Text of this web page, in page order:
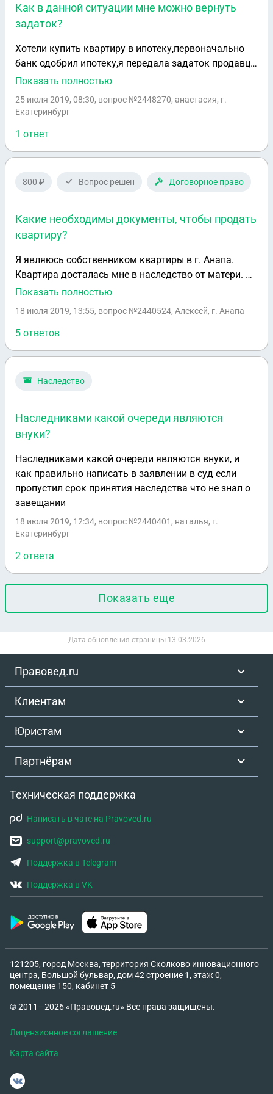
Как в данной ситуации мне можно вернуть
задаток?
Хотели купить квартиру в ипотеку,первоначально
банк одобрил ипотеку,я передала задаток продавцу
написали расписку,когда все документы были
отказал в ипотеке,как мне вернуть задаток
Показать полностью
25 июля 2019, 08:30, вопрос №2448270, анастасия, г.
Екатеринбург
1 ответ
800 ₽ Вопрос решен Договорное право
Какие необходимы документы, чтобы продать
квартиру?
Я являюсь собственником квартиры в г. Анапа.
Квартира досталась мне в наследство от матери. В
настоящее время я живу в США, но прописан в
возможности приезжать в Анапу несколько раз, я
хотел бы приехать один раз и всё оформить. Людей,
российском банке, завести счёт я смогу только
нужна гарантия, что когда я приеду, покупатель не
откажется её покупать. Покупатель готов внести
Могу ли я составить договор с перечислением
задатка на счёт в американском банке?
Показать полностью
18 июля 2019, 13:55, вопрос №2440524, Алексей, г. Анапа
5 ответов
Наследство
Наследниками какой очереди являются
внуки?
Наследниками какой очереди являются внуки, и
как правильно написать в заявлении в суд если
пропустил срок принятия наследства что не знал о
завещании
18 июля 2019, 12:34, вопрос №2440401, наталья, г.
Екатеринбург
2 ответа
Показать еще
Дата обновления страницы 13.03.2026
Правовед.ru
Клиентам
Юристам
Партнёрам
Техническая поддержка
Написать в чате на Pravoved.ru
support@pravoved.ru
Поддержка в Telegram
Поддержка в VK
121205, город Москва, территория Сколково инновационного
центра, Большой бульвар, дом 42 строение 1, этаж 0,
помещение 150, кабинет 5
© 2011—2026 «Правовед.ru» Все права защищены.
Лицензионное соглашение
Карта сайта